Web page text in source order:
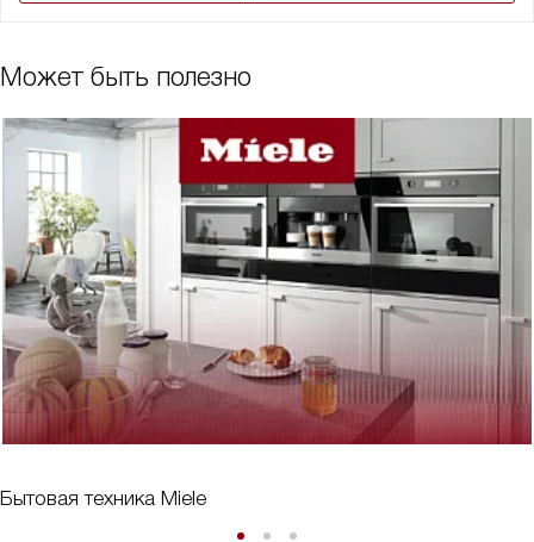
Может быть полезно
Бытовая техника Miele